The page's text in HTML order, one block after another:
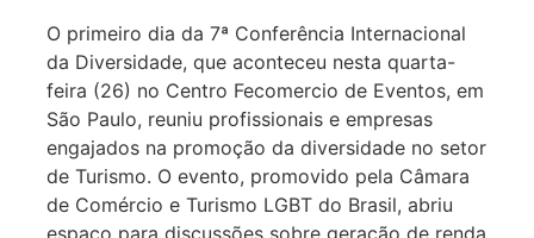
O primeiro dia da 7ª Conferência Internacional
da Diversidade, que aconteceu nesta quarta-
feira (26) no Centro Fecomercio de Eventos, em
São Paulo, reuniu profissionais e empresas
engajados na promoção da diversidade no setor
de Turismo. O evento, promovido pela Câmara
de Comércio e Turismo LGBT do Brasil, abriu
espaço para discussões sobre geração de renda